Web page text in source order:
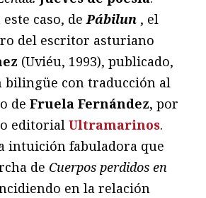
este caso, dePábilun , el
del escritor asturiano
(Uviéu, 1993), publicado,
bilingüe con traducción al
de Fruela Fernández, por
editorial Ultramarinos.
intuición fabuladora que
de Cuerpos perdidos en
en la relación